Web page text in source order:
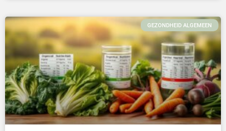
GEZONDHEID ALGEMEEN